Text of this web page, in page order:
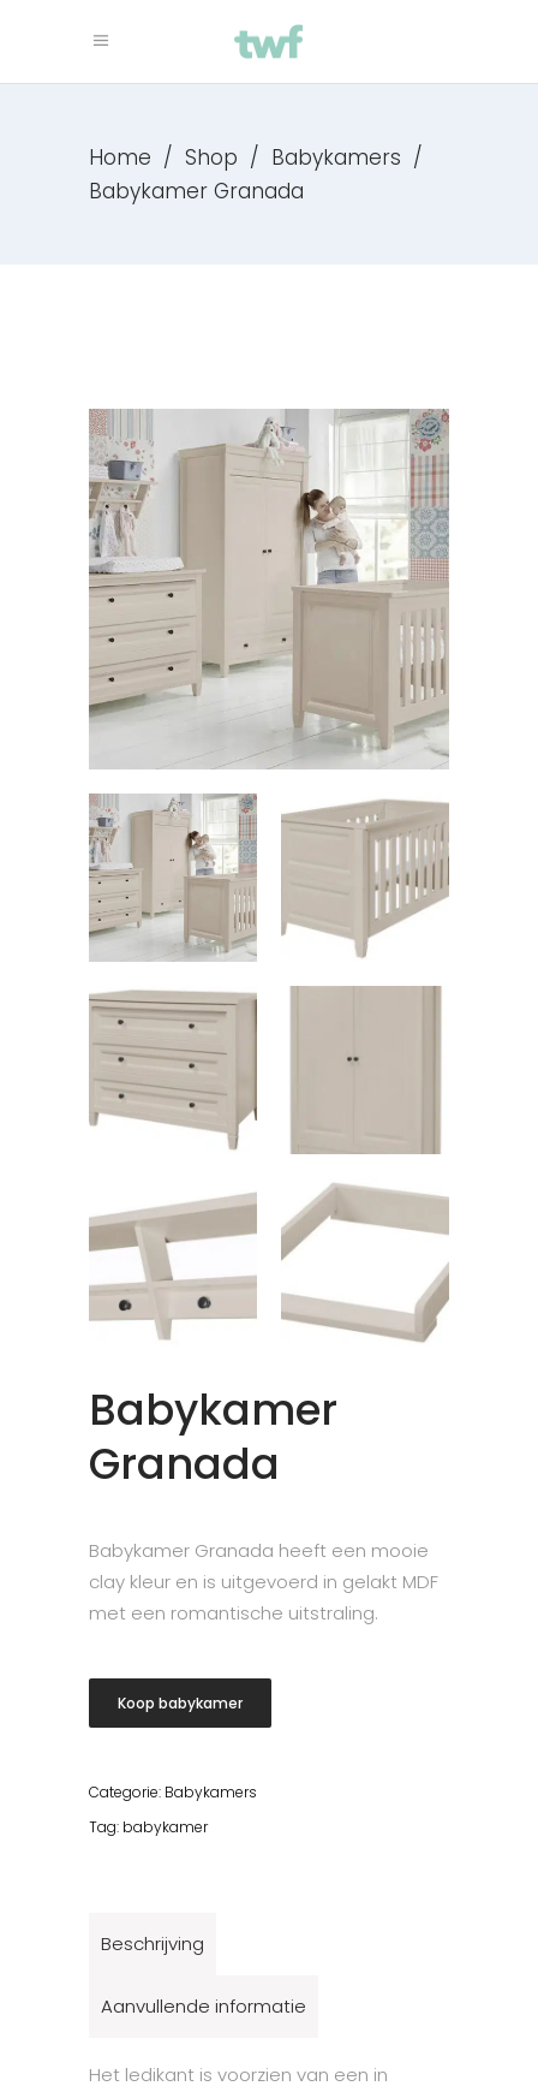
Home / Shop / Babykamers /
Babykamer Granada
Babykamer
Granada
Babykamer Granada heeft een mooie
clay kleur en is uitgevoerd in gelakt MDF
met een romantische uitstraling.
Koop babykamer
Categorie: Babykamers
Tag: babykamer
Beschrijving
Aanvullende informatie
Het ledikant is voorzien van een in